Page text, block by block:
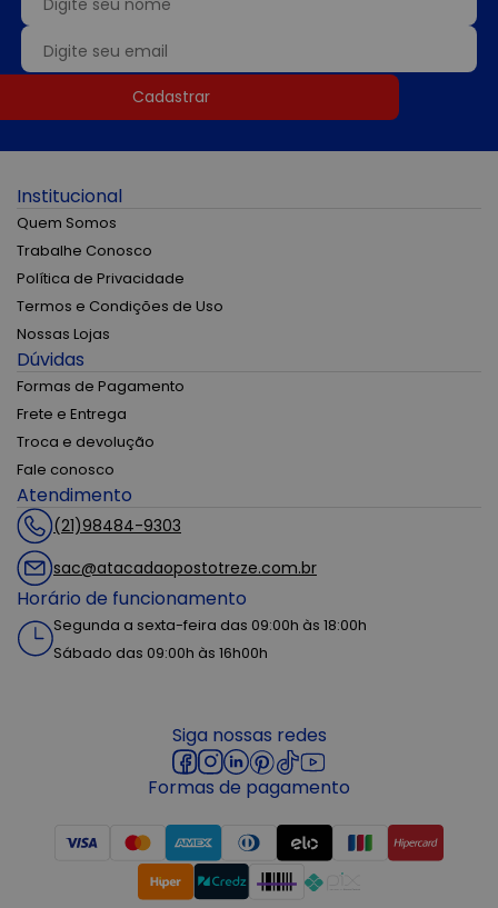
Cadastrar
Institucional
Quem Somos
Trabalhe Conosco
Política de Privacidade
Termos e Condições de Uso
Nossas Lojas
Dúvidas
Formas de Pagamento
Frete e Entrega
Troca e devolução
Fale conosco
Atendimento
(21)98484-9303
sac@atacadaopostotreze.com.br
Horário de funcionamento
Segunda a sexta-feira das 09:00h às 18:00h
Sábado das 09:00h às 16h00h
Siga nossas redes
Formas de pagamento